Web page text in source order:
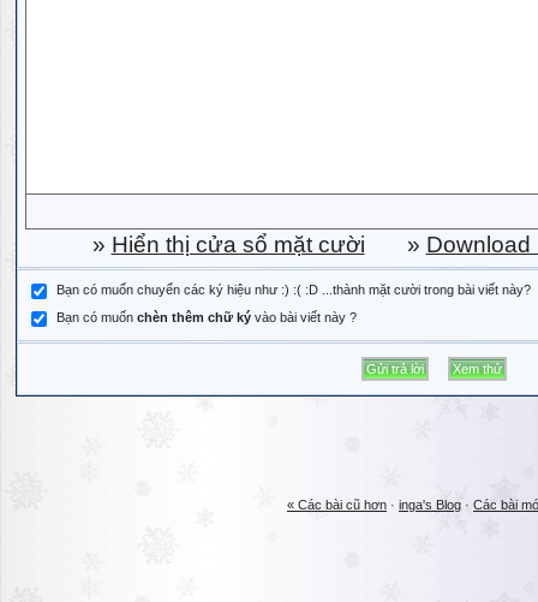
» Hiển thị cửa sổ mặt cười » Download
Bạn có muốn chuyển các ký hiệu như :) :( :D ...thành mặt cười trong bài viết này?
Bạn có muốn chèn thêm chữ ký vào bài viết này ?
« Các bài cũ hơn · inga's Blog · Các bài